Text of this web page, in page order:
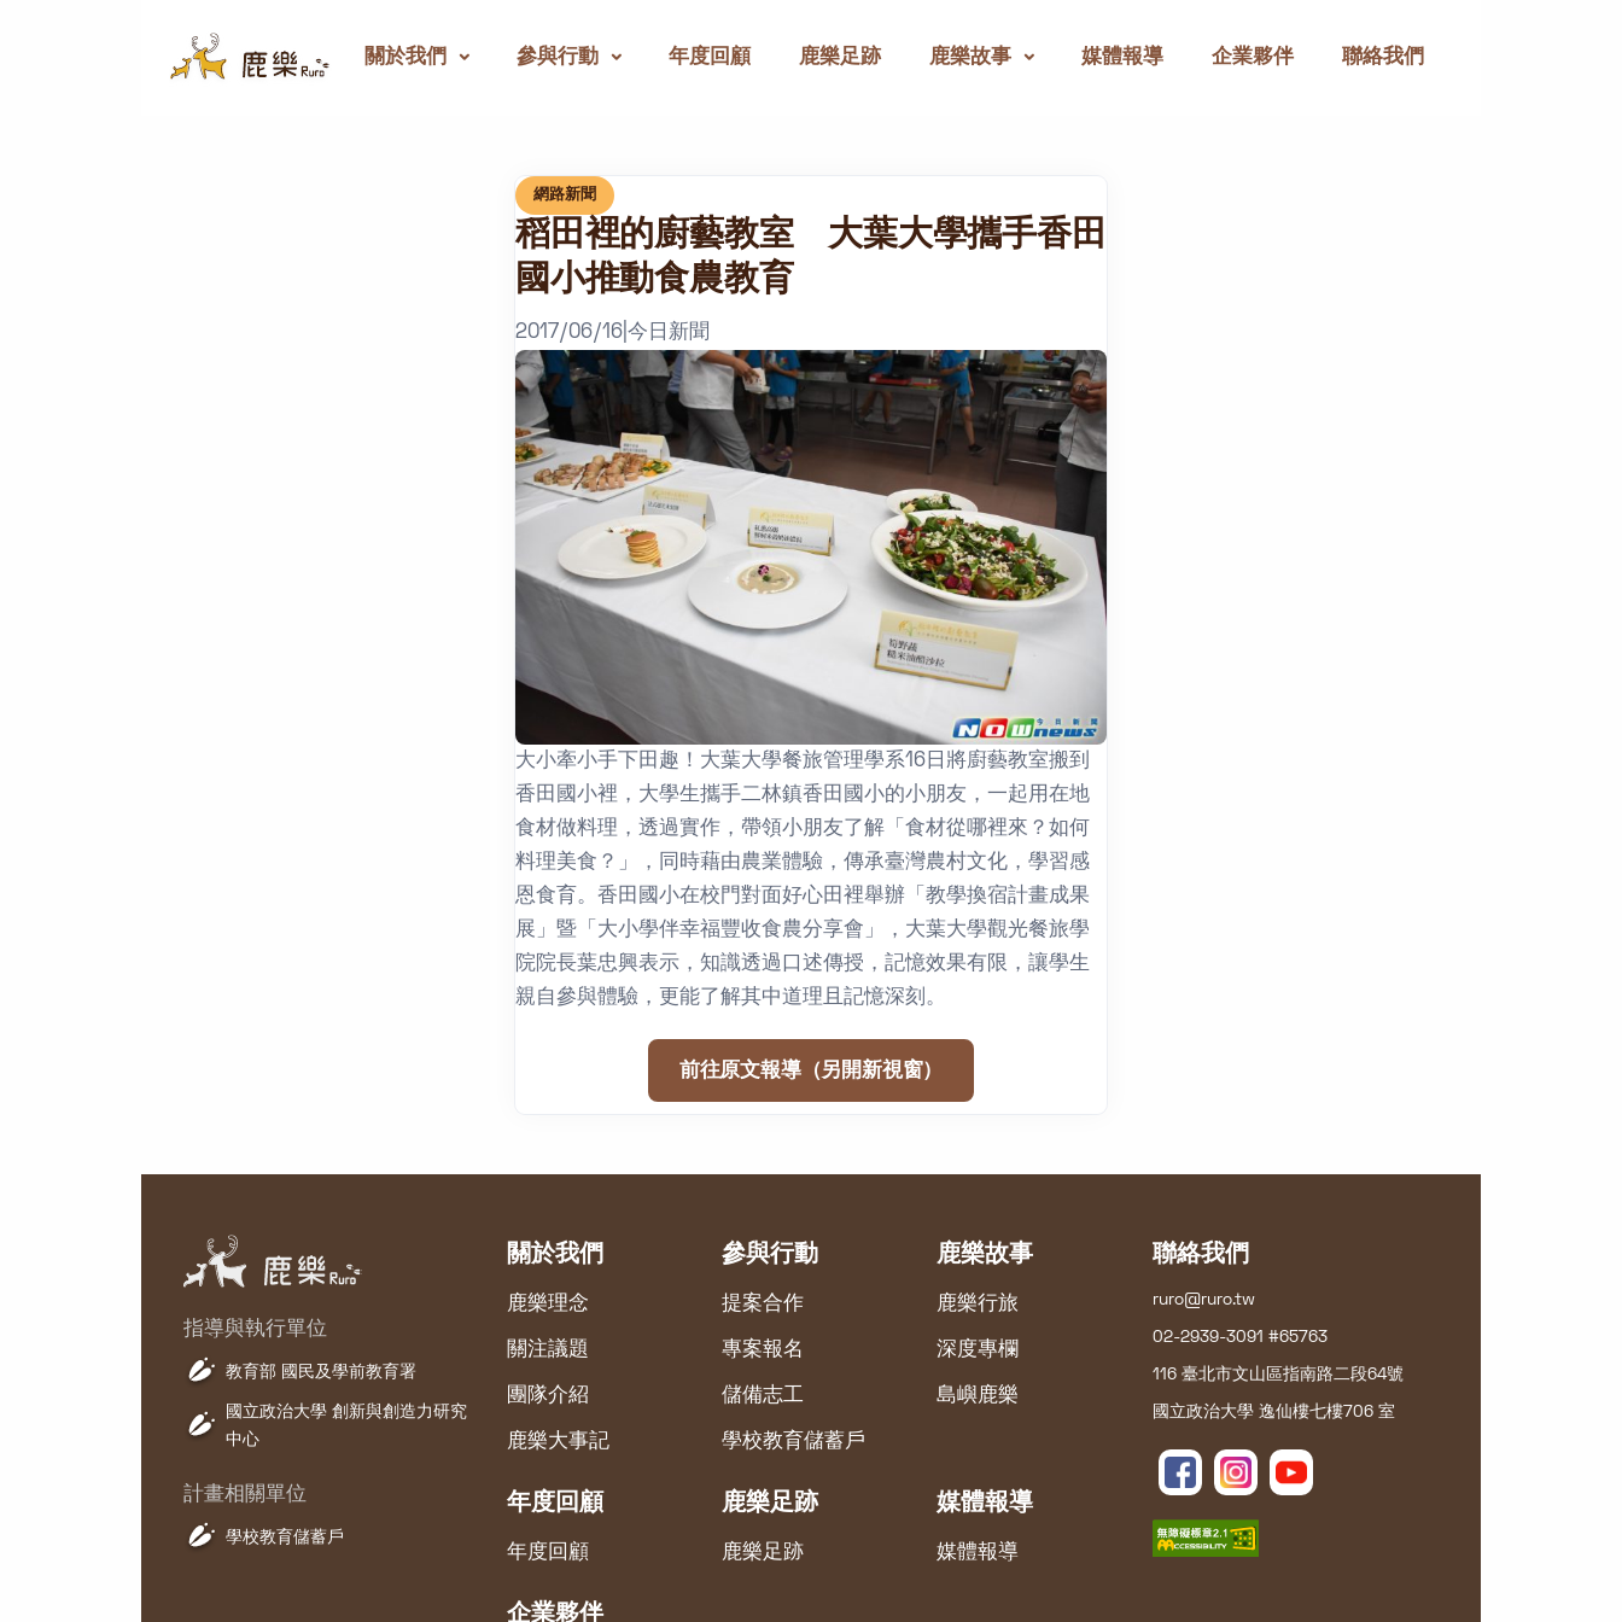
關於我們 參與行動 年度回顧 鹿樂足跡 鹿樂故事 媒體報導 企業夥伴 聯絡我們
網路新聞
稻田裡的廚藝教室 大葉大學攜手香田
國小推動食農教育
2017/06/16 今日新聞
大小牽小手下田趣！大葉大學餐旅管理學系16日將廚藝教室搬到
香田國小裡，大學生攜手二林鎮香田國小的小朋友，一起用在地
食材做料理，透過實作，帶領小朋友了解「食材從哪裡來？如何
料理美食？」，同時藉由農業體驗，傳承臺灣農村文化，學習感
恩食育。香田國小在校門對面好心田裡舉辦「教學換宿計畫成果
展」暨「大小學伴幸福豐收食農分享會」，大葉大學觀光餐旅學
院院長葉忠興表示，知識透過口述傳授，記憶效果有限，讓學生
親自參與體驗，更能了解其中道理且記憶深刻。
前往原文報導（另開新視窗）
指導與執行單位
教育部 國民及學前教育署
國立政治大學 創新與創造力研究
中心
計畫相關單位
學校教育儲蓄戶
關於我們
鹿樂理念
關注議題
團隊介紹
鹿樂大事記
參與行動
提案合作
專案報名
儲備志工
學校教育儲蓄戶
鹿樂故事
鹿樂行旅
深度專欄
島嶼鹿樂
年度回顧
年度回顧
鹿樂足跡
鹿樂足跡
媒體報導
媒體報導
企業夥伴
聯絡我們
ruro@ruro.tw
02-2939-3091 #65763
116 臺北市文山區指南路二段64號
國立政治大學 逸仙樓七樓706 室